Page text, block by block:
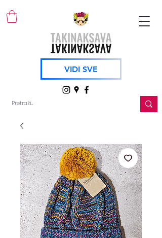
VIDI SVE